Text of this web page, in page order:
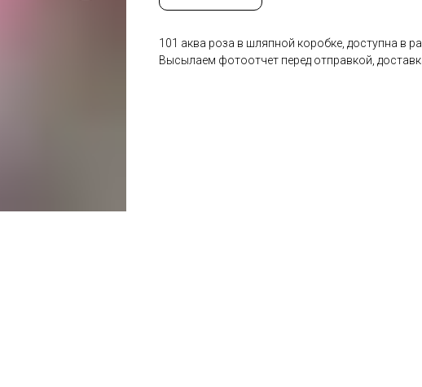
101 аква роза в шляпной коробке, доступна в
Высылаем фотоотчет перед отправкой,